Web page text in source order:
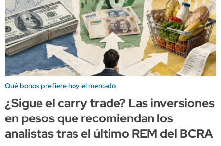
Qué bonos prefiere hoy el mercado
¿Sigue el carry trade? Las inversiones
en pesos que recomiendan los
analistas tras el último REM del BCRA